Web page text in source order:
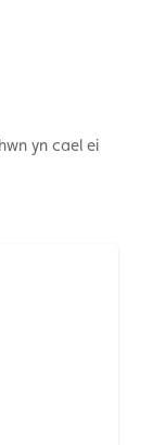
yn cael ei